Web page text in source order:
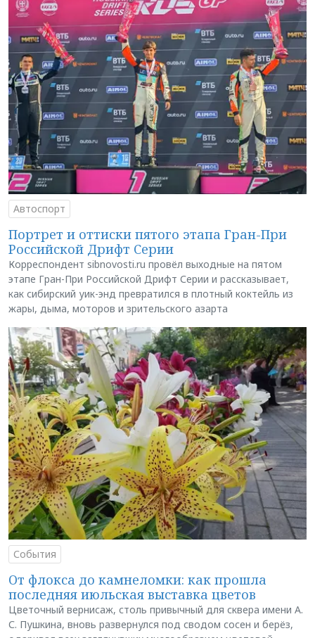
Автоспорт
Портрет и оттиски пятого этапа Гран-При
Российской Дрифт Серии
Корреспондент sibnovosti.ru провёл выходные на пятом
этапе Гран-При Российской Дрифт Серии и рассказывает,
как сибирский уик-энд превратился в плотный коктейль из
жары, дыма, моторов и зрительского азарта
События
От флокса до камнеломки: как прошла
последняя июльская выставка цветов
Цветочный вернисаж, столь привычный для сквера имени А.
С. Пушкина, вновь развернулся под сводом сосен и берёз,